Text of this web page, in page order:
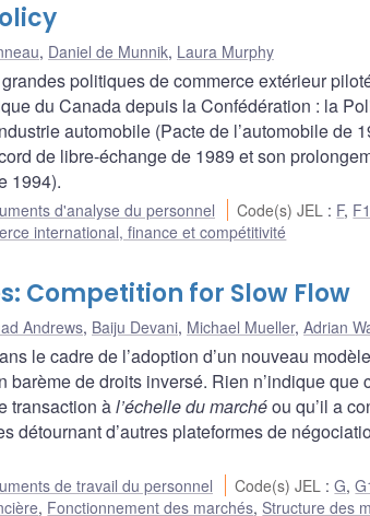
, Daniel de Munnik, Laura Murphy
politiques de commerce extérieur
du Canada depuis la Confédération : la
automobile (Pacte de l’automobile de
de libre-échange de 1989 et son
1994).
d'analyse du personnel Code(s) JEL : F, F1
international, finance et compétitivité
Competition for Slow Flow
Andrews, Baiju Devani, Michael Mueller, Adrian
le cadre de l’adoption d’un nouveau
de droits inversé. Rien n’indique que
transaction àl’échelle du marchéou qu’il a
détournant d’autres plateformes de
de travail du personnel Code(s) JEL :G,
, Fonctionnement des marchés, Structure des